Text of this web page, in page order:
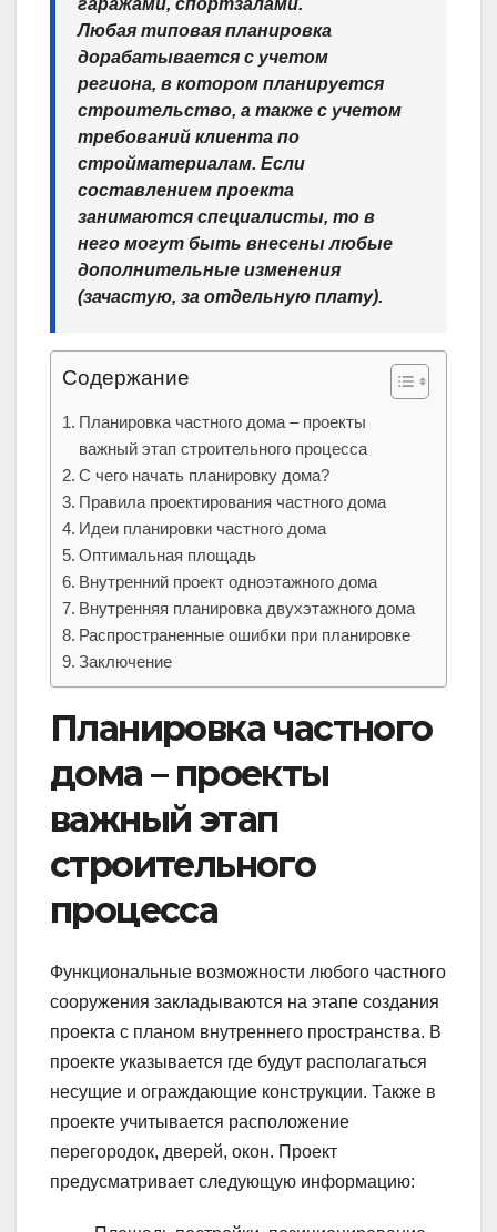
Любая типовая планировка
дорабатывается с учетом
региона, в котором планируется
строительство, а также с учетом
требований клиента по
стройматериалам. Если
составлением проекта
занимаются специалисты, то в
него могут быть внесены любые
дополнительные изменения
(зачастую, за отдельную плату).
Содержание
Планировка частного дома – проекты
важный этап строительного процесса
С чего начать планировку дома?
Правила проектирования частного дома
Идеи планировки частного дома
Оптимальная площадь
Внутренний проект одноэтажного дома
Внутренняя планировка двухэтажного дома
Распространенные ошибки при планировке
Заключение
Планировка частного
дома – проекты
важный этап
строительного
процесса
Функциональные возможности любого частного
сооружения закладываются на этапе создания
проекта с планом внутреннего пространства. В
проекте указывается где будут располагаться
несущие и ограждающие конструкции. Также в
проекте учитывается расположение
перегородок, дверей, окон. Проект
предусматривает следующую информацию: